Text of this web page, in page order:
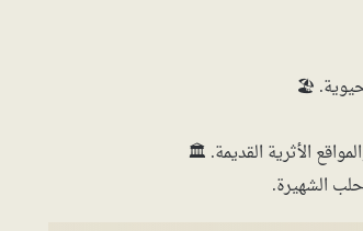
🏖️
الأثرية القديمة. 🏛️
حلب الشهيرة.